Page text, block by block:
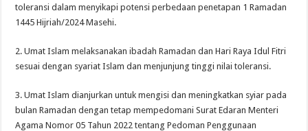
toleransi dalam menyikapi potensi perbedaan penetapan 1 Ramadan
1445 Hijriah/2024 Masehi.
2. Umat Islam melaksanakan ibadah Ramadan dan Hari Raya Idul Fitri
sesuai dengan syariat Islam dan menjunjung tinggi nilai toleransi.
3. Umat Islam dianjurkan untuk mengisi dan meningkatkan syiar pada
bulan Ramadan dengan tetap mempedomani Surat Edaran Menteri
Agama Nomor 05 Tahun 2022 tentang Pedoman Penggunaan